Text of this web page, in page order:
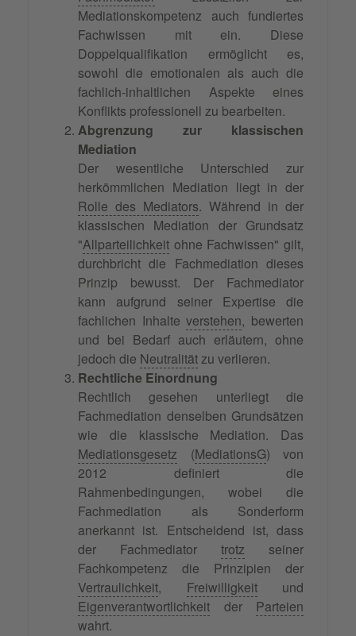
Mediationskompetenz auch fundiertes
Fachwissen mit ein. Diese
Doppelqualifikation ermöglicht es,
sowohl die emotionalen als auch die
fachlich-inhaltlichen Aspekte eines
Konflikts professionell zu bearbeiten.
Abgrenzung zur klassischen
Mediation
Der wesentliche Unterschied zur
herkömmlichen Mediation liegt in der
Rolle des Mediators. Während in der
klassischen Mediation der Grundsatz
"Allparteilichkeit ohne Fachwissen" gilt,
durchbricht die Fachmediation dieses
Prinzip bewusst. Der Fachmediator
kann aufgrund seiner Expertise die
fachlichen Inhalteverstehen, bewerten
und bei Bedarf auch erläutern, ohne
jedoch die Neutralitätzu verlieren.
Rechtliche Einordnung
Rechtlich gesehen unterliegt die
Fachmediation denselben Grundsätzen
wie die klassische Mediation. Das
Mediationsgesetz (MediationsG) von
2012 definiert die
Rahmenbedingungen, wobei die
Fachmediation als Sonderform
anerkannt ist. Entscheidend ist, dass
der Fachmediator trotz seiner
Fachkompetenz die Prinzipien der
Vertraulichkeit, Freiwilligkeitund
Eigenverantwortlichkeit der Parteien
wahrt.